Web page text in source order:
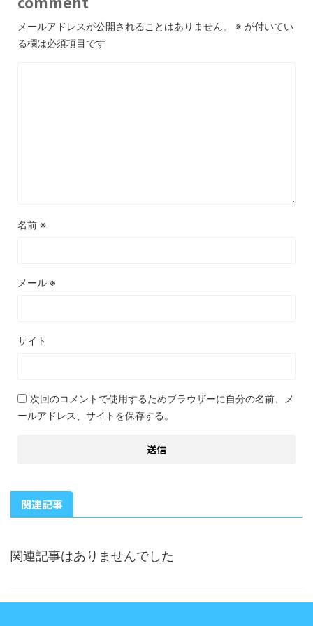
メールアドレスが公開されることはありません。 ※ が付いてい
る欄は必須項目です
名前 ※
メール ※
サイト
次回のコメントで使用するためブラウザーに自分の名前、メ
ールアドレス、サイトを保存する。
関連記事
関連記事はありませんでした